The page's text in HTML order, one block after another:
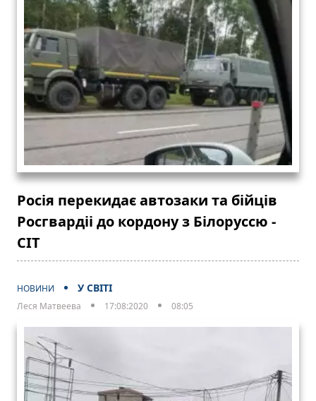
Росія перекидає автозаки та бійців
Росгвардіі до кордону з Білоруссю -
CIT
НОВИНИ У СВІТІ
Леся Матвеева 17:08:2020 08:05